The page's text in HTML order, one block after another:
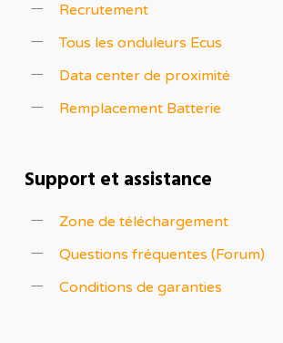
Recrutement
Tous les onduleurs Ecus
Data center de proximité
Remplacement Batterie
Support et assistance
Zone de téléchargement
Questions fréquentes (Forum)
Conditions de garanties